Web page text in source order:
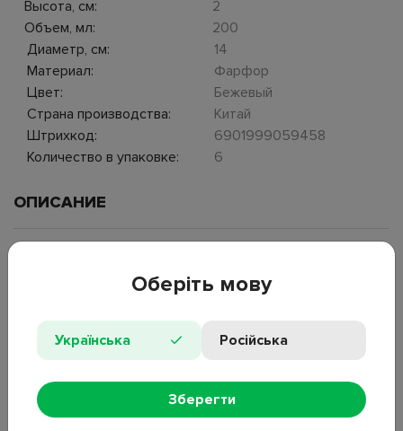
Высота, см:
2
Объем, мл:
200
Диаметр, см:
14
Материал:
Фарфор
Цвет:
Бежевый
Страна производства:
Китай
Штрихкод:
6901999059458
Количество в упаковке:
6
ОПИСАНИЕ
изображением бабочек. Поверхность блюдца украшена
легкости и природной гармонии. Чашки имеют плавную
форму и удобную ручку с золотыми декоративными
элементами. Набор идеально подходит для сервировки чая.
Объем чашки: 200 мл
Размеры блюдца: D14,7×2 см
Оберіть мову
Українська Російська
Зберегти